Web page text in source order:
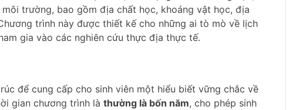
trường, bao gồm địa chất học, khoáng vật học, địa
trình này được thiết kế cho những ai tò mò về lịch
gia vào các nghiên cứu thực địa thực tế.
để cung cấp cho sinh viên một hiểu biết vững chắc về
gian chương trình là thường là bốn năm, cho phép sinh